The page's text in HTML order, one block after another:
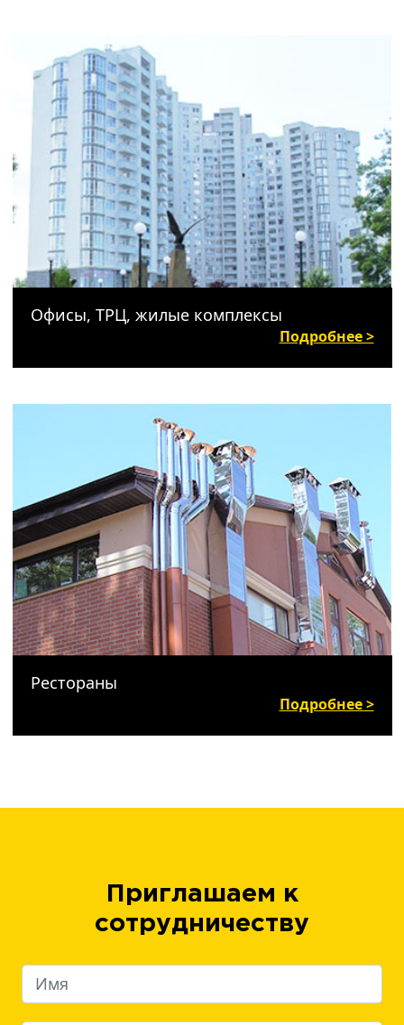
Офисы, ТРЦ, жилые комплексы
Подробнее >
Рестораны
Подробнее >
Приглашаем к
сотрудничеству